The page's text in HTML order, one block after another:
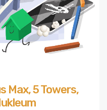
Max, 5 Towers,